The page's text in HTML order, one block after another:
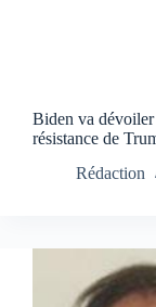
Biden va
résistance de
Rédaction